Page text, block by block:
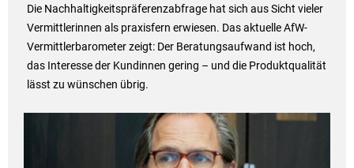
Die Nachhaltigkeitspräferenzabfrage hat sich aus Sicht vieler
Vermittlerinnen als praxisfern erwiesen. Das aktuelle AfW-
Vermittlerbarometer zeigt: Der Beratungsaufwand ist hoch,
das Interesse der Kundinnen gering – und die Produktqualität
lässt zu wünschen übrig.